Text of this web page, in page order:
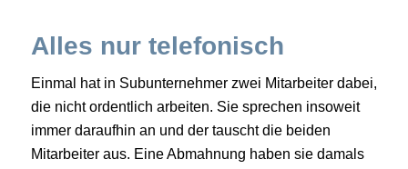
Alles nur telefonisch
Einmal hat in Subunternehmer zwei Mitarbeiter dabei,
die nicht ordentlich arbeiten. Sie sprechen insoweit
immer daraufhin an und der tauscht die beiden
Mitarbeiter aus. Eine Abmahnung haben sie damals